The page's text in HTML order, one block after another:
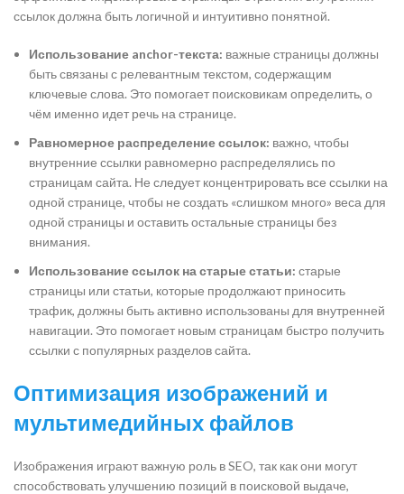
ссылок должна быть логичной и интуитивно понятной.
Использование anchor-текста: важные страницы должны
быть связаны с релевантным текстом, содержащим
ключевые слова. Это помогает поисковикам определить, о
чём именно идет речь на странице.
Равномерное распределение ссылок: важно, чтобы
внутренние ссылки равномерно распределялись по
страницам сайта. Не следует концентрировать все ссылки на
одной странице, чтобы не создать «слишком много» веса для
одной страницы и оставить остальные страницы без
внимания.
Использование ссылок на старые статьи: старые
страницы или статьи, которые продолжают приносить
трафик, должны быть активно использованы для внутренней
навигации. Это помогает новым страницам быстро получить
ссылки с популярных разделов сайта.
Оптимизация изображений и
мультимедийных файлов
Изображения играют важную роль в SEO, так как они могут
способствовать улучшению позиций в поисковой выдаче,